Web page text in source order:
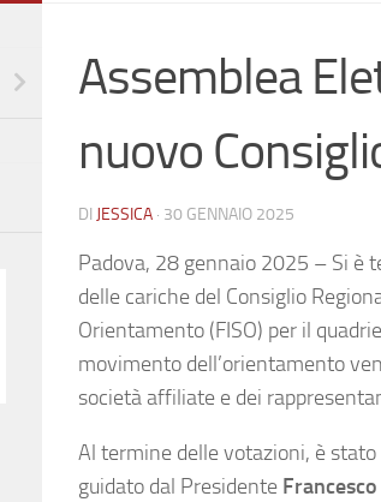
Assemblea
nuovo
DI JESSICA · 30 GENNAIO 2025
Padova, 28 gennaio 2025 – Si è
delle cariche del Consiglio
Orientamento (FISO) per il
movimento dell’orientamento
società affiliate e dei
Al termine delle votazioni, è
guidato dal Presidente